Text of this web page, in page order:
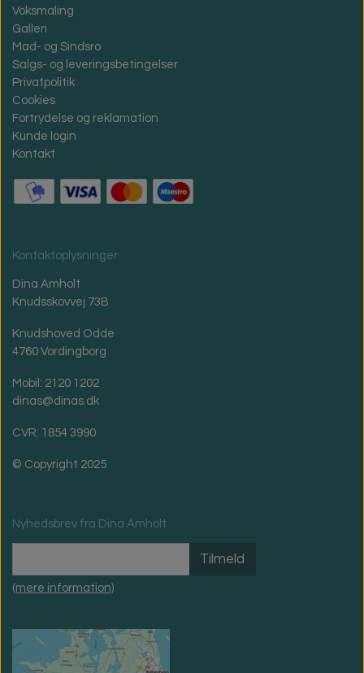
Voksmaling
Galleri
Mad- og Sindsro
Salgs- og leveringsbetingelser
Privatpolitik
Cookies
Fortrydelse og reklamation
Kunde login
Kontakt
Kontaktoplysninger
Dina Amholt
Knudsskovvej 73B
Knudshoved Odde
4760 Vordingborg
Mobil: 2120 1202
dinas@dinas.dk
CVR: 1854 3990
© Copyright 2025
Nyhedsbrev fra Dina Amholt
Tilmeld
(mere information)